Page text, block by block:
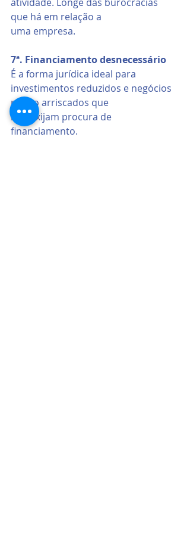
que há em relação a
uma empresa.
7ª. Financiamento desnecessário
É a forma jurídica ideal para
investimentos reduzidos e negócios
pouco arriscados que
não exijam procura de
financiamento.